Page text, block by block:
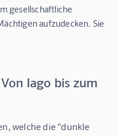
gesellschaftliche
aufzudecken. Sie
Iago bis zum
welche die "dunkle